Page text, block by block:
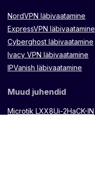
NordVPN läbivaatamine
ExpressVPN läbivaatamine
Cyberghost läbivaatamine
Ivacy VPN läbivaatamine
IPVanish läbivaatamine
Muud juhendid
Microtik LXX8Ui-2HaCK-IN